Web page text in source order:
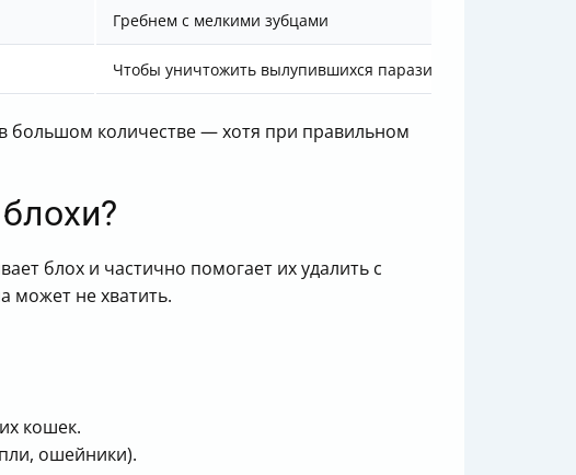
Гребнем с мелкими зубцами
Чтобы уничтожить вылупившихся паразитов
большом количестве — хотя при правильном
блох и частично помогает их удалить с
может не хватить.
кошек.
ошейники).